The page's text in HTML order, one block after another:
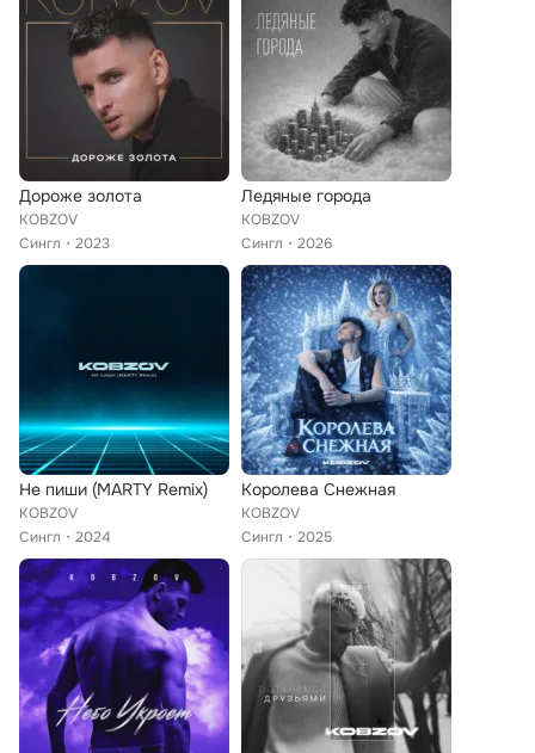
Дороже золота
KOBZOV
Сингл
2023
Ледяные города
KOBZOV
Сингл
2026
Не пиши (MARTY Remix)
KOBZOV
Сингл
2024
Королева Снежная
KOBZOV
Сингл
2025